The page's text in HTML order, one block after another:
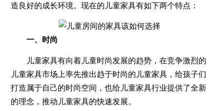
造良好的成长环境。现在的儿童家具有如下两个特点：
一、时尚
儿童家具有向着儿童时尚发展的趋势，在竞争激烈的
儿童家具市场上率先推出趋于时尚的儿童家具，给孩子们
打造属于自己的时尚空间，也给儿童家具行业提供了全新
的理念，推动儿童家具的快速发展。